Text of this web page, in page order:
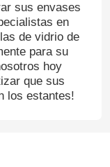
sus envases
en
de vidrio de
para su
hoy
que sus
los estantes!